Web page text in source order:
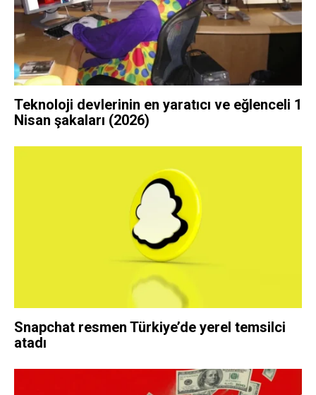
Teknoloji devlerinin en yaratıcı ve eğlenceli 1
Nisan şakaları (2026)
Snapchat resmen Türkiye’de yerel temsilci
atadı